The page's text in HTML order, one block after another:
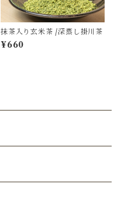
抹茶入り玄米茶 /深蒸し掛川茶
¥660